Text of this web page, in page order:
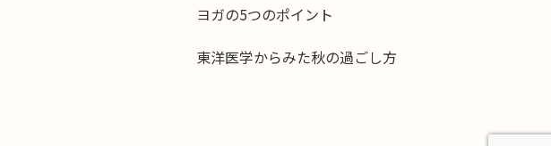
ヨガの5つのポイント
東洋医学からみた秋の過ごし方